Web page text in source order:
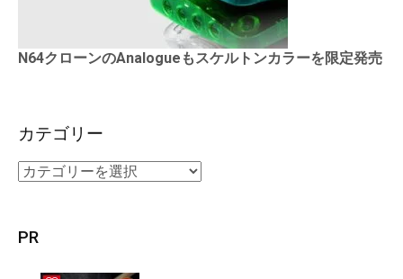
N64クローンのAnalogueもスケルトンカラーを限定発売
カテゴリー
PR